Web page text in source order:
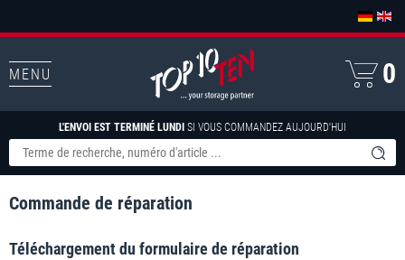
MENU
L'ENVOI EST TERMINÉ LUNDI SI VOUS COMMANDEZ AUJOURD'HUI
0
Commande de réparation
Téléchargement du formulaire de réparation